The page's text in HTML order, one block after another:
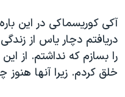
آکی کوریسماکی در این
دریافتم دچار یاس از
را بسازم که نداشتم. از این
خلق کردم. زیرا آنها هنوز